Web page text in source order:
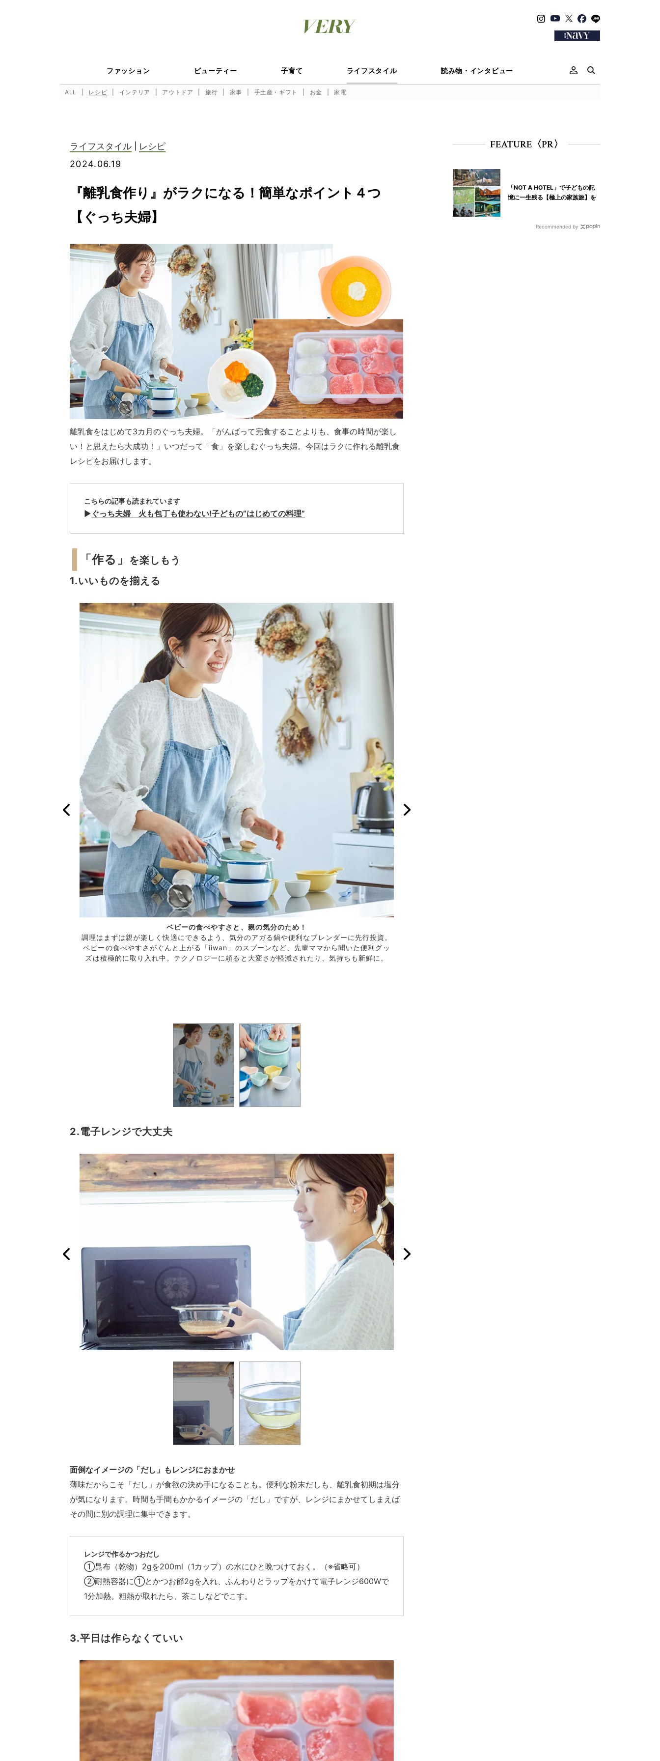
ファッション ビューティー 子育て ライフスタイル 読み物・インタビュー
ALL レシピ インテリア アウトドア 旅行 家事 手土産・ギフト お金 家電
ライフスタイル
レシピ
2024.06.19
『離乳食作り』がラクになる！簡単なポイント４つ
【ぐっち夫婦】
離乳食をはじめて3カ月のぐっち夫婦。「がんばって完食することよりも、食事の時間が楽し
い！と思えたら大成功！」いつだって「食」を楽しむぐっち夫婦。今回はラクに作れる離乳食
レシピをお届けします。
こちらの記事も読まれています
▶︎ ぐっち夫婦 火も包丁も使わない!子どもの”はじめての料理”
「作る」
を楽しもう
1.いいものを揃える
ベビーの食べやすさと、親の気分のため！
調理はまずは親が楽しく快適にできるよう、気分のアガる鍋や便利なブレンダーに先行投資。
ベビーの食べやすさがぐんと上がる「iiwan」のスプーンなど、先輩ママから聞いた便利グッ
ズは積極的に取り入れ中。テクノロジーに頼ると大変さが軽減されたり、気持ちも新鮮に。
2.電子レンジで大丈夫
面倒なイメージの「だし」もレンジにおまかせ
薄味だからこそ「だし」が食欲の決め手になることも。便利な粉末だしも、離乳食初期は塩分
が気になります。時間も手間もかかるイメージの「だし」ですが、レンジにまかせてしまえば
その間に別の調理に集中できます。
レンジで作るかつおだし
①昆布（乾物）2gを200ml（1カップ）の水にひと晩つけておく。（※省略可）
②耐熱容器に①とかつお節2gを入れ、ふんわりとラップをかけて電子レンジ600Wで
1分加熱。粗熱が取れたら、茶こしなどでこす。
3.平日は作らなくていい
FEATURE〈PR〉
「NOT A HOTEL」で子どもの記
憶に一生残る【極上の家族旅】を
Recommended by